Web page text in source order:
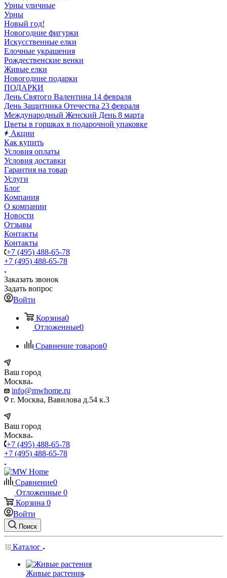
Урны уличные
Урны
Новый год!
Новогодние фигурки
Искусственные елки
Елочные украшения
Рождественские венки
Живые елки
Новогодние подарки
ПОДАРКИ
День Святого Валентина 14 февраля
День Защитника Отечества 23 февраля
Международный Женский День 8 марта
Цветы в горшках в подарочной упаковке
Акции
Как купить
Условия оплаты
Условия доставки
Гарантия на товар
Услуги
Блог
Компания
О компании
Новости
Отзывы
Контакты
Контакты
+7 (495) 488-65-78
+7 (495) 488-65-78
Заказать звонок
Задать вопрос
Войти
Корзина0
Отложенные0
Сравнение товаров0
Ваш город
Москва
info@mwhome.ru
г. Москва, Вавилова д.54 к.3
Ваш город
Москва
+7 (495) 488-65-78
+7 (495) 488-65-78
Сравнение0
Отложенные 0
Корзина 0
Войти
Поиск
Каталог
Живые растения